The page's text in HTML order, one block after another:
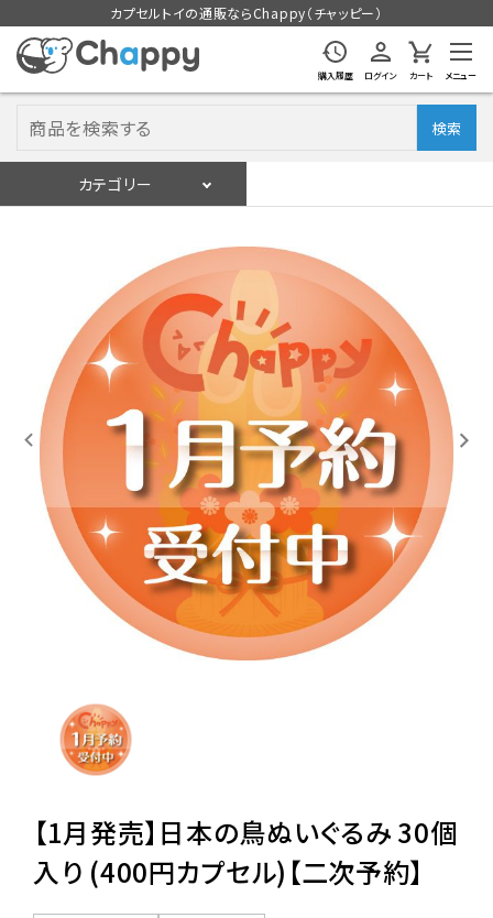
カプセルトイの通販ならChappy（チャッピー）
購入履歴 ログイン カート メニュー
検索
カテゴリー
入荷スケジュールをチェック
カプセルトイマシン本体
カプセルトイ
販促用空カプセル
レンタル
景品・玩具・文具
販促用カプセルトイ
【1月発売】日本の鳥ぬいぐるみ 30個
入り (400円カプセル)【二次予約】